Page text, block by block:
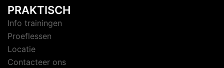
PRAKTISCH
Info trainingen
Proeflessen
Locatie
Contacteer ons